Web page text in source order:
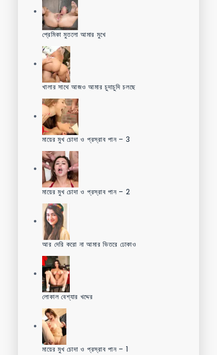
প্রেমিকা মুতলো আমার মুখে
খালার সাথে আজও আমার চুদাচুদি চলছে
মায়ের মুখ চোদা ও প্রস্রাব পান – 3
মায়ের মুখ চোদা ও প্রস্রাব পান – 2
আর দেরি করো না আমার ভিতরে ঢোকাও
লোকাল বেশ্যার খদ্দের
মায়ের মুখ চোদা ও প্রস্রাব পান – 1